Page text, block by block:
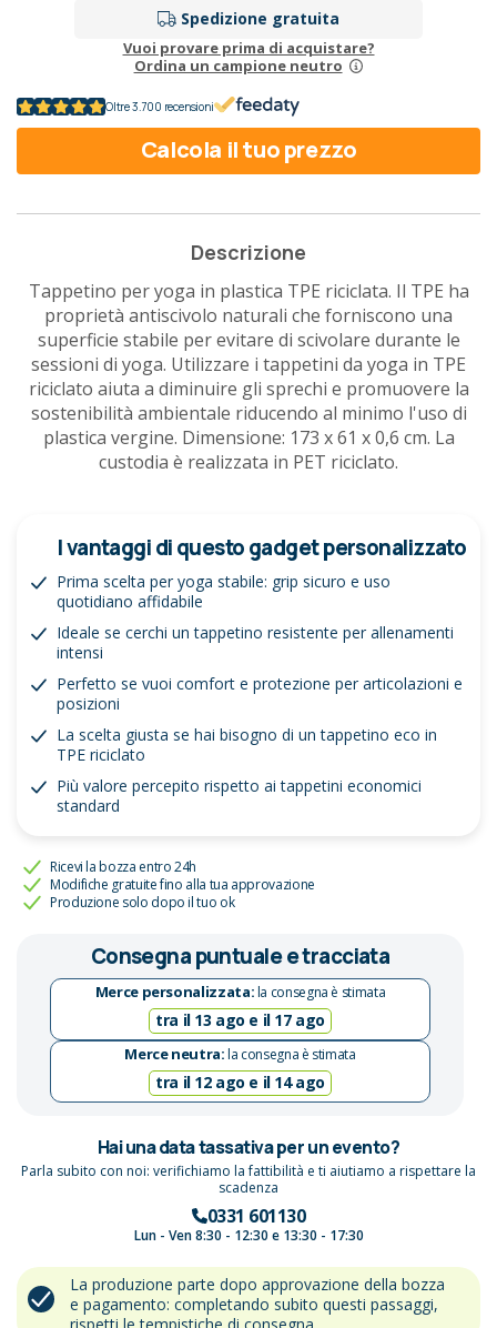
Spedizione gratuita
Vuoi provare prima di acquistare?
Ordina un campione neutro
Oltre 3.700 recensioni
Calcola il tuo prezzo
Descrizione
Tappetino per yoga in plastica TPE riciclata. Il TPE ha
proprietà antiscivolo naturali che forniscono una
superficie stabile per evitare di scivolare durante le
sessioni di yoga. Utilizzare i tappetini da yoga in TPE
riciclato aiuta a diminuire gli sprechi e promuovere la
sostenibilità ambientale riducendo al minimo l'uso di
plastica vergine. Dimensione: 173 x 61 x 0,6 cm. La
custodia è realizzata in PET riciclato.
I vantaggi di questo gadget personalizzato
Prima scelta per yoga stabile: grip sicuro e uso
quotidiano affidabile
Ideale se cerchi un tappetino resistente per allenamenti
intensi
Perfetto se vuoi comfort e protezione per articolazioni e
posizioni
La scelta giusta se hai bisogno di un tappetino eco in
TPE riciclato
Più valore percepito rispetto ai tappetini economici
standard
Ricevi la bozza entro 24h
Modifiche gratuite fino alla tua approvazione
Produzione solo dopo il tuo ok
Consegna puntuale e tracciata
Merce personalizzata:la consegna è stimata
tra il 13 ago e il 17 ago
Merce neutra:la consegna è stimata
tra il 12 ago e il 14 ago
Hai una data tassativa per un evento?
Parla subito con noi: verifichiamo la fattibilità e ti aiutiamo a rispettare la
scadenza
0331 601130
Lun - Ven 8:30 - 12:30 e 13:30 - 17:30
La produzione parte dopo approvazione della bozza
e pagamento: completando subito questi passaggi,
rispetti le tempistiche di consegna.